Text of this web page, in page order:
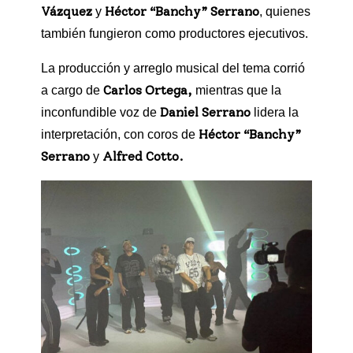
Vázquez y Héctor “Banchy” Serrano, quienes
también fungieron como productores ejecutivos.
La producción y arreglo musical del tema corrió
a cargo de Carlos Ortega, mientras que la
inconfundible voz de Daniel Serrano lidera la
interpretación, con coros de Héctor “Banchy”
Serrano y Alfred Cotto.